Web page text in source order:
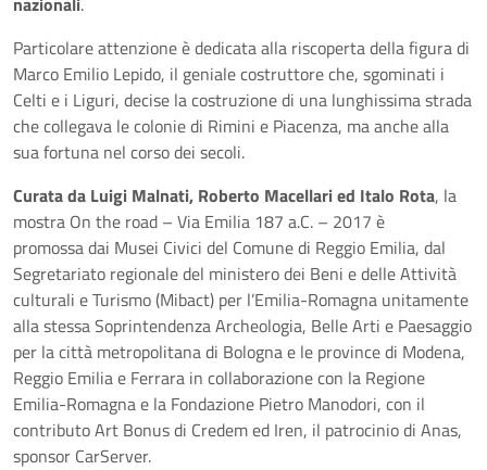
Particolare attenzione è dedicata alla riscoperta della figura di
Marco Emilio Lepido, il geniale costruttore che, sgominati i
Celti e i Liguri, decise la costruzione di una lunghissima strada
che collegava le colonie di Rimini e Piacenza, ma anche alla
sua fortuna nel corso dei secoli.
Curata da Luigi Malnati, Roberto Macellari ed Italo Rota, la
mostra On the road – Via Emilia 187 a.C. – 2017 è
promossa dai Musei Civici del Comune di Reggio Emilia, dal
Segretariato regionale del ministero dei Beni e delle Attività
culturali e Turismo (Mibact) per l’Emilia-Romagna unitamente
alla stessa Soprintendenza Archeologia, Belle Arti e Paesaggio
per la città metropolitana di Bologna e le province di Modena,
Reggio Emilia e Ferrara in collaborazione con la Regione
Emilia-Romagna e la Fondazione Pietro Manodori, con il
contributo Art Bonus di Credem ed Iren, il patrocinio di Anas,
sponsor CarServer.